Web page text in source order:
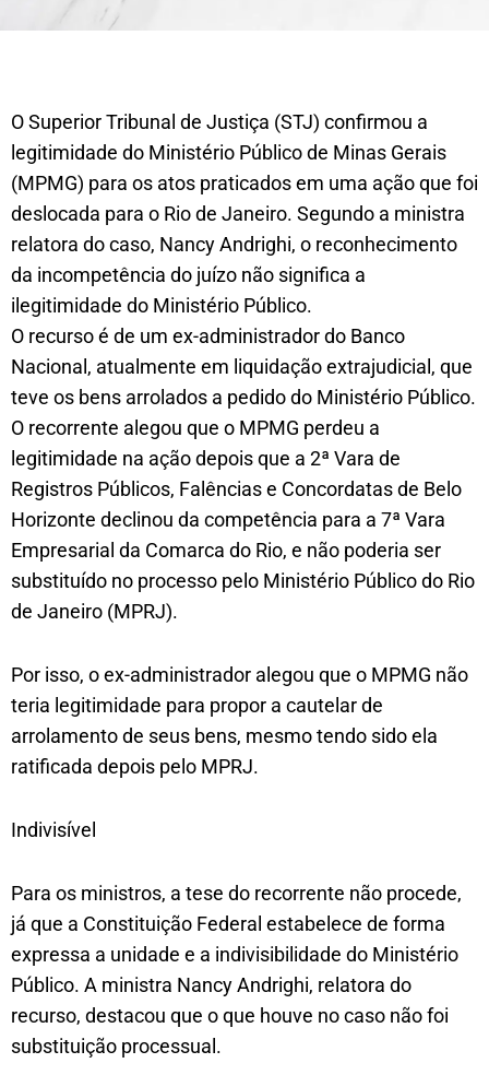
O Superior Tribunal de Justiça (STJ) confirmou a
legitimidade do Ministério Público de Minas Gerais
(MPMG) para os atos praticados em uma ação que foi
deslocada para o Rio de Janeiro. Segundo a ministra
relatora do caso, Nancy Andrighi, o reconhecimento
da incompetência do juízo não significa a
ilegitimidade do Ministério Público.
O recurso é de um ex-administrador do Banco
Nacional, atualmente em liquidação extrajudicial, que
teve os bens arrolados a pedido do Ministério Público.
O recorrente alegou que o MPMG perdeu a
legitimidade na ação depois que a 2ª Vara de
Registros Públicos, Falências e Concordatas de Belo
Horizonte declinou da competência para a 7ª Vara
Empresarial da Comarca do Rio, e não poderia ser
substituído no processo pelo Ministério Público do Rio
de Janeiro (MPRJ).
Por isso, o ex-administrador alegou que o MPMG não
teria legitimidade para propor a cautelar de
arrolamento de seus bens, mesmo tendo sido ela
ratificada depois pelo MPRJ.
Indivisível
Para os ministros, a tese do recorrente não procede,
já que a Constituição Federal estabelece de forma
expressa a unidade e a indivisibilidade do Ministério
Público. A ministra Nancy Andrighi, relatora do
recurso, destacou que o que houve no caso não foi
substituição processual.